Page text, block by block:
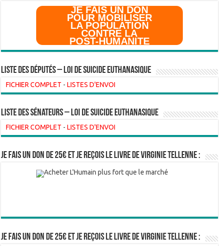
JE FAIS UN DON
POUR MOBILISER
LA POPULATION
CONTRE LA
POST-HUMANITE
Liste des Députés – Loi de suicide euthanasique
FICHIER COMPLET -LISTES D'ENVOI
liste des sénateurs – loi de suicide euthanasique
FICHIER COMPLET -LISTES D'ENVOI
Je fais un don de 25€ et je reçois le livre de Virginie Tellenne :
Je fais un don de 25€ et je reçois le livre de Virginie Tellenne :